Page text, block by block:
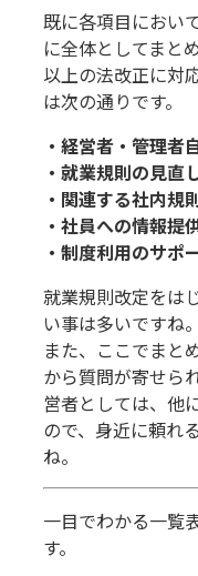
既に各項目におい
に全体としてまとめ
以上の法改正に対
は次の通りです。
・経営者・管理者
・就業規則の見直
・関連する社内規
・社員への情報提
・制度利用のサポ
就業規則改定をは
い事は多いですね。
また、ここでまと
から質問が寄せら
営者としては、他
ので、身近に頼れ
ね。
一目でわかる一覧
す。